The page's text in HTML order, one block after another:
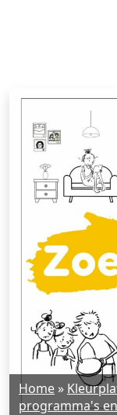
Home »
programma's